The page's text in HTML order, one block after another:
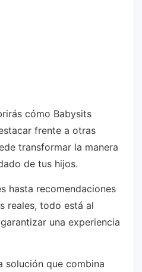
cómo Babysits
frente a otras
transformar la manera
de tus hijos.
hasta recomendaciones
reales, todo está al
una experiencia
solución que combina